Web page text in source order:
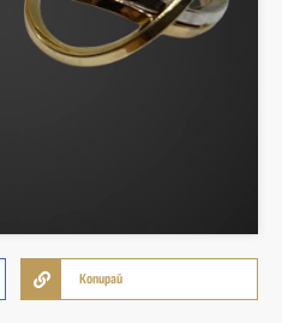
Копирай